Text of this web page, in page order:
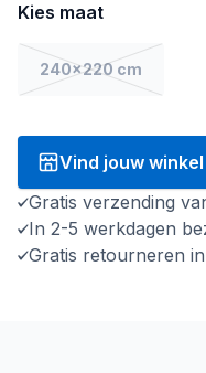
Kies maat
240x220 cm
Vind jouw winkel
Gratis verzending
In 2-5 werkdagen
Gratis retourneren